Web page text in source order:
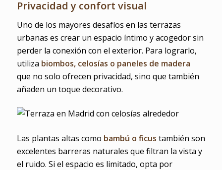
Privacidad y confort visual
Uno de los mayores desafíos en las terrazas
urbanas es crear un espacio íntimo y acogedor sin
perder la conexión con el exterior. Para lograrlo,
utiliza biombos, celosías o paneles de madera
que no solo ofrecen privacidad, sino que también
añaden un toque decorativo.
Las plantas altas como bambú o ficus también son
excelentes barreras naturales que filtran la vista y
el ruido. Si el espacio es limitado, opta por